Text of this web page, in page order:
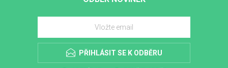
PŘIHLÁSIT SE K ODBĚRU